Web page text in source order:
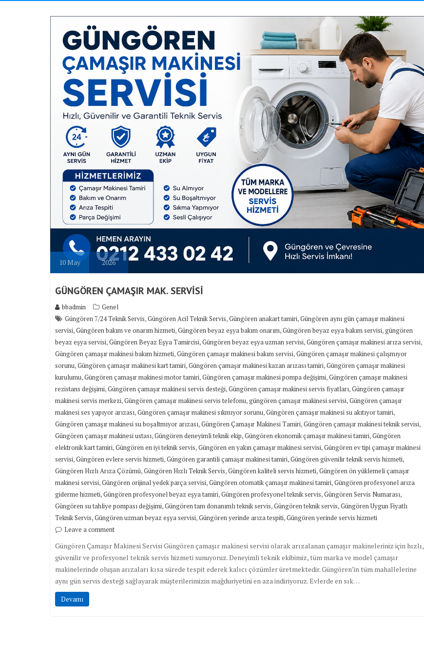
10May 2026
GÜNGÖREN ÇAMAŞIR MAK. SERVİSİ
bbadmin
Genel
Güngören 7/24 Teknik Servis,Güngören Acil Teknik Servis,Güngören anakart tamiri,Güngören aynı gün çamaşır makinesi
servisi,Güngören bakım ve onarım hizmeti,Güngören beyaz eşya bakım onarım,Güngören beyaz eşya bakım servisi,güngören
beyaz eşya servisi,Güngören Beyaz Eşya Tamircisi,Güngören beyaz eşya uzman servisi,Güngören çamaşır makinesi arıza servisi,
Güngören çamaşır makinesi bakım hizmeti,Güngören çamaşır makinesi bakım servisi,Güngören çamaşır makinesi çalışmıyor
sorunu,Güngören çamaşır makinesi kart tamiri,Güngören çamaşır makinesi kazan arızası tamiri,Güngören çamaşır makinesi
kurulumu,Güngören çamaşır makinesi motor tamiri,Güngören çamaşır makinesi pompa değişimi,Güngören çamaşır makinesi
rezistans değişimi,Güngören çamaşır makinesi servis desteği,Güngören çamaşır makinesi servis fiyatları,Güngören çamaşır
makinesi servis merkezi,Güngören çamaşır makinesi servis telefonu,güngören çamaşır makinesi servisi,Güngören çamaşır
makinesi ses yapıyor arızası,Güngören çamaşır makinesi sıkmıyor sorunu,Güngören çamaşır makinesi su akıtıyor tamiri,
Güngören çamaşır makinesi su boşaltmıyor arızası,Güngören Çamaşır Makinesi Tamiri,Güngören çamaşır makinesi teknik servisi,
Güngören çamaşır makinesi ustası,Güngören deneyimli teknik ekip,Güngören ekonomik çamaşır makinesi tamiri,Güngören
elektronik kart tamiri,Güngören en iyi teknik servis,Güngören en yakın çamaşır makinesi servisi,Güngören ev tipi çamaşır makinesi
servisi,Güngören evlere servis hizmeti,Güngören garantili çamaşır makinesi tamiri,Güngören güvenilir teknik servis hizmeti,
Güngören Hızlı Arıza Çözümü,Güngören Hızlı Teknik Servis,Güngören kaliteli servis hizmeti,Güngören ön yüklemeli çamaşır
makinesi servisi,Güngören orijinal yedek parça servisi,Güngören otomatik çamaşır makinesi tamiri,Güngören profesyonel arıza
giderme hizmeti,Güngören profesyonel beyaz eşya tamiri,Güngören profesyonel teknik servis,Güngören Servis Numarası,
Güngören su tahliye pompası değişimi,Güngören tam donanımlı teknik servis,Güngören teknik servis,Güngören Uygun Fiyatlı
Teknik Servis,Güngören uzman beyaz eşya servisi,Güngören yerinde arıza tespiti,Güngören yerinde servis hizmeti
Leave a comment
Güngören Çamaşır Makinesi Servisi Güngören çamaşır makinesi servisi olarak arızalanan çamaşır makineleriniz için hızlı,
güvenilir ve profesyonel teknik servis hizmeti sunuyoruz. Deneyimli teknik ekibimiz, tüm marka ve model çamaşır
makinelerinde oluşan arızaları kısa sürede tespit ederek kalıcı çözümler üretmektedir. Güngören’in tüm mahallelerine
aynı gün servis desteği sağlayarak müşterilerimizin mağduriyetini en aza indiriyoruz. Evlerde en sık…
Devamı